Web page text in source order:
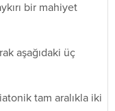
bir mahiyet
aşağıdaki üç
tam aralıkla iki